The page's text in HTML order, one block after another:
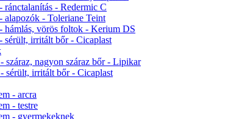
ránctalanítás - Redermic C
alapozók - Toleriane Teint
hámlás, vörös foltok - Kerium DS
sérült, irritált bőr - Cicaplast
száraz, nagyon száraz bőr - Lipikar
sérült, irritált bőr - Cicaplast
- arcra
- testre
- gyermekeknek